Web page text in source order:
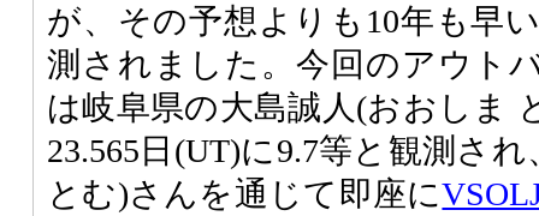
が、その予想よりも10年も早
測されました。今回のアウト
は岐阜県の大島誠人(おおしま
23.565日(UT)に9.7等と観測さ
とむ)さんを通じて即座に